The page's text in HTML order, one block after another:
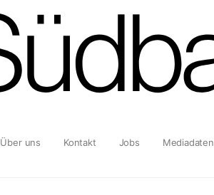
Über uns Kontakt Jobs Mediadaten